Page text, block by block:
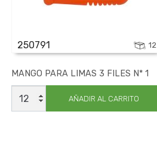
250791 12
MANGO PARA LIMAS 3 FILES N* 1
MANGO
PARA
LIMAS
AÑADIR AL CARRITO